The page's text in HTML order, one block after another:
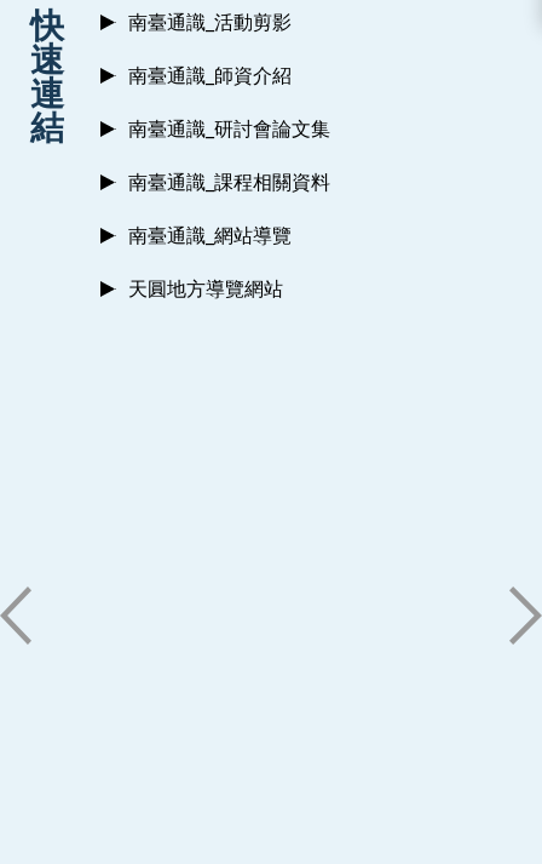
快
速
連
結
南臺通識_活動剪影
南臺通識_師資介紹
南臺通識_研討會論文集
南臺通識_課程相關資料
南臺通識_網站導覽
天圓地方導覽網站